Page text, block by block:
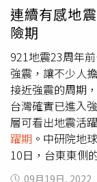
連續有感地
險期
921地震23周年
強震，讓不少人
接近強震的周期
台灣確實已進入
層可看出地震活
躍期 。中研院地
10日，台東東側
日，台東南側鹿
09月19日, 2022